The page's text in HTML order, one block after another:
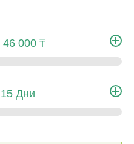
46 000 ₸
15 Дни